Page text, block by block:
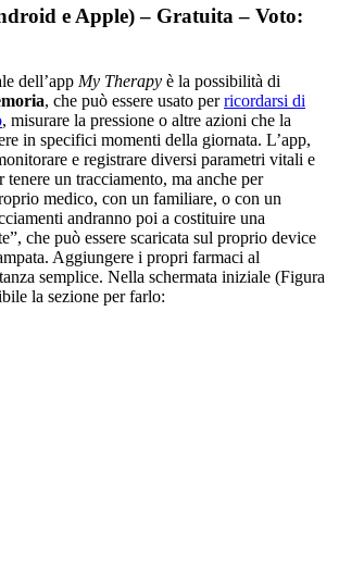
e Apple) – Gratuita – Voto:
dell’app My Therapy è la possibilità di
, che può essere usato perricordarsi di
, misurare la pressione o altre azioni che la
in specifici momenti della giornata. L’app,
e registrare diversi parametri vitali e
un tracciamento, ma anche per
medico, con un familiare, o con un
andranno poi a costituire una
che può essere scaricata sul proprio device
Aggiungere i propri farmaci al
semplice. Nella schermata iniziale (Figura
la sezione per farlo: